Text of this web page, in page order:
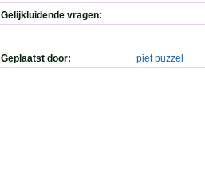
Gelijkluidende vragen:
Geplaatst door: piet puzzel